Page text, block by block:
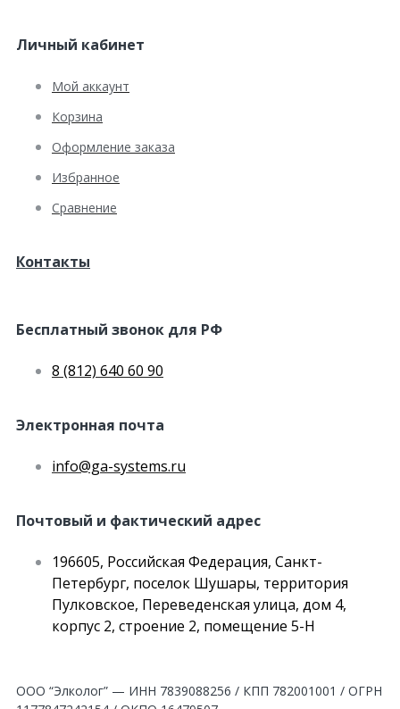
Личный кабинет
Мой аккаунт
Корзина
Оформление заказа
Избранное
Сравнение
Контакты
Бесплатный звонок для РФ
8 (812) 640 60 90
Электронная почта
info@ga-systems.ru
Почтовый и фактический адрес
196605, Российская Федерация, Санкт-
Петербург, поселок Шушары, территория
Пулковское, Переведенская улица, дом 4,
корпус 2, строение 2, помещение 5-Н
ООО “Элколог” — ИНН 7839088256 / КПП 782001001 / ОГРН